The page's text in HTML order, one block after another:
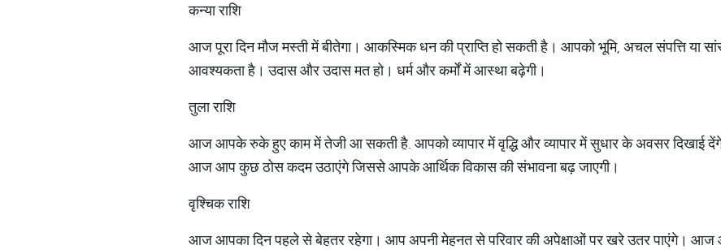
कन्या राशि
आज पूरा दिन मौज मस्ती में बीतेगा। आकस्मिक धन की प्राप्ति हो सकती है। आपको भूमि, अचल संपत्ति या
आवश्यकता है। उदास और उदास मत हो। धर्म और कर्मों में आस्था बढ़ेगी।
तुला राशि
आज आपके रुके हुए काम में तेजी आ सकती है. आपको व्यापार में वृद्धि और व्यापार में सुधार के अवसर दिखाई
आज आप कुछ ठोस कदम उठाएंगे जिससे आपके आर्थिक विकास की संभावना बढ़ जाएगी।
वृश्चिक राशि
आज आपका दिन पहले से बेहतर रहेगा। आप अपनी मेहनत से परिवार की अपेक्षाओं पर खरे उतर पाएंगे। आज